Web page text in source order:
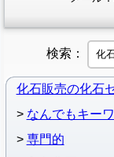
検索：
化石販売の化石
なんでもキー
専門的